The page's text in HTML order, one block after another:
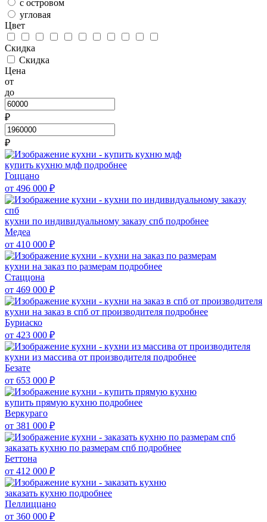
с островом
угловая
Цвет
Скидка
Скидка
Цена
от
до
₽
₽
купить кухню мдф подробнее
Гоццано
от 496 000 ₽
кухни по индивидуальному заказу спб подробнее
Медеа
от 410 000 ₽
кухни на заказ по размерам подробнее
Стаццона
от 469 000 ₽
кухни на заказ в спб от производителя подробнее
Буриаско
от 423 000 ₽
кухни из массива от производителя подробнее
Безате
от 653 000 ₽
купить прямую кухню подробнее
Веркураго
от 381 000 ₽
заказать кухню по размерам спб подробнее
Беттона
от 412 000 ₽
заказать кухню подробнее
Пеллиццано
от 360 000 ₽